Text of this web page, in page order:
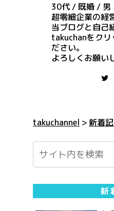
30代 / 既婚 / 男
超零細企業の経
当ブログと自己
takuchanをクリ
ださい。
よろしくお願い
takuchannel >新着
新